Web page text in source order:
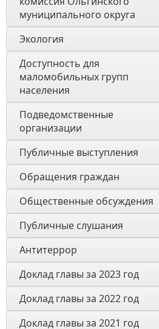
муниципального округа
Экология
Доступность для
маломобильных групп
населения
Подведомственные
организации
Публичные выступления
Обращения граждан
Общественные обсуждения
Публичные слушания
Антитеррор
Доклад главы за 2023 год
Доклад главы за 2022 год
Доклад главы за 2021 год